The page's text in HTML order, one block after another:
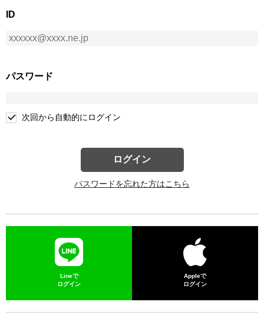
ID
パスワード
次回から自動的にログイン
ログイン
パスワードを忘れた方はこちら
Lineで
ログイン
Appleで
ログイン